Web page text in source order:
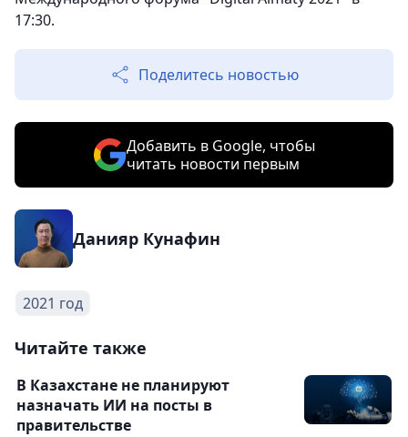
17:30.
Поделитесь новостью
Добавить в Google, чтобы
читать новости первым
Данияр Кунафин
2021 год
Читайте также
В Казахстане не планируют
назначать ИИ на посты в
правительстве